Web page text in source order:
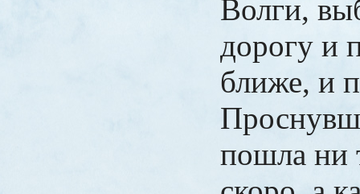
Волги,
дорогу и
ближе, и
пошла ни